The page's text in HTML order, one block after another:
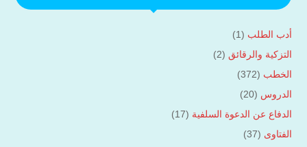
أدب الطلب (1)
التزكية والرقائق (2)
الخطب (372)
الدروس (20)
الدفاع عن الدعوة السلفية (17)
الفتاوى (37)